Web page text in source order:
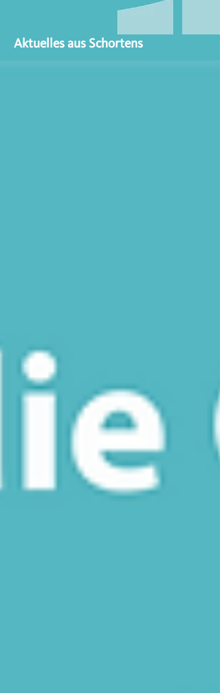
Aktuelles aus Schortens